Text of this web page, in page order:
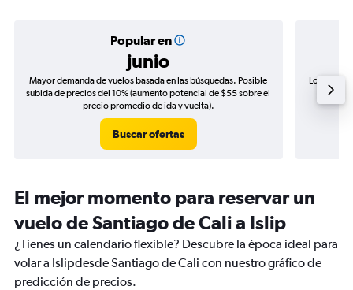
Popular en
junio
Mayor demanda de vuelos basada en las búsquedas. Posible
subida de precios del 10% (aumento potencial de $55 sobre el
precio promedio de ida y vuelta).
Buscar ofertas
Los
de
El mejor momento para reservar un
vuelo de Santiago de Cali a Islip
¿Tienes un calendario flexible? Descubre la época ideal para
volar a Islipdesde Santiago de Cali con nuestro gráfico de
predicción de precios.